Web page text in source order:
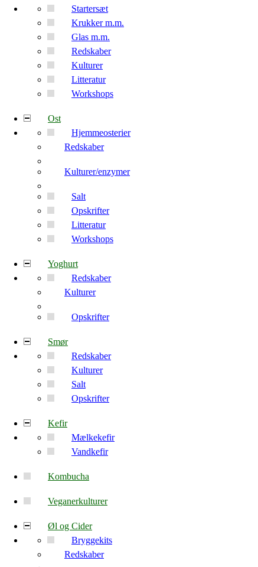
Startersæt
Krukker m.m.
Glas m.m.
Redskaber
Kulturer
Litteratur
Workshops
Ost
Hjemmeosterier
Redskaber
Kulturer/enzymer
Salt
Opskrifter
Litteratur
Workshops
Yoghurt
Redskaber
Kulturer
Opskrifter
Smør
Redskaber
Kulturer
Salt
Opskrifter
Kefir
Mælkekefir
Vandkefir
Kombucha
Veganerkulturer
Øl og Cider
Bryggekits
Redskaber